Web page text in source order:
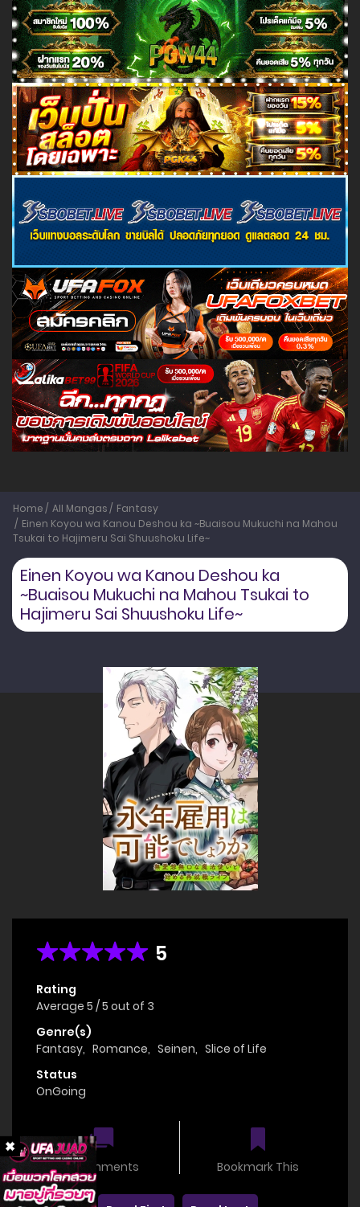
Home All Mangas
Fantasy
Einen Koyou wa Kanou Deshou ka ~Buaisou Mukuchi na Mahou
Tsukai to Hajimeru Sai Shuushoku Life~
Einen Koyou wa Kanou Deshou ka
~Buaisou Mukuchi na Mahou Tsukai to
Hajimeru Sai Shuushoku Life~
5
Rating
Average 5 /5 out of 3
Genre(s)
Fantasy, Romance, Seinen, Slice of Life
Status
OnGoing
0 comments Bookmark This